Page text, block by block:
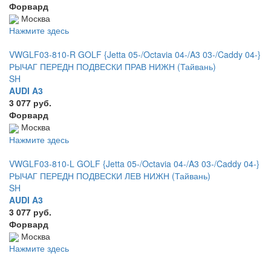
Форвард
Москва
Нажмите здесь
VWGLF03-810-R GOLF {Jetta 05-/Octavia 04-/A3 03-/Caddy 04-}
РЫЧАГ ПЕРЕДН ПОДВЕСКИ ПРАВ НИЖН (Тайвань)
SH
AUDI A3
3 077 руб.
Форвард
Москва
Нажмите здесь
VWGLF03-810-L GOLF {Jetta 05-/Octavia 04-/A3 03-/Caddy 04-}
РЫЧАГ ПЕРЕДН ПОДВЕСКИ ЛЕВ НИЖН (Тайвань)
SH
AUDI A3
3 077 руб.
Форвард
Москва
Нажмите здесь